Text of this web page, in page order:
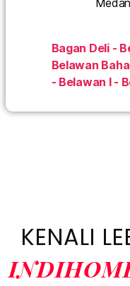
Bagan Deli -
Belawan
- Belawan I -
KENALI